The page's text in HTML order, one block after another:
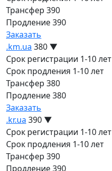
Трансфер 390
Продление390
Заказать
.km.ua 380 ▼
Срок регистрации 1-10 лет
Срок продления 1-10 лет
Трансфер 380
Продление380
Заказать
.kr.ua 390 ▼
Срок регистрации 1-10 лет
Срок продления 1-10 лет
Трансфер 390
Продление390